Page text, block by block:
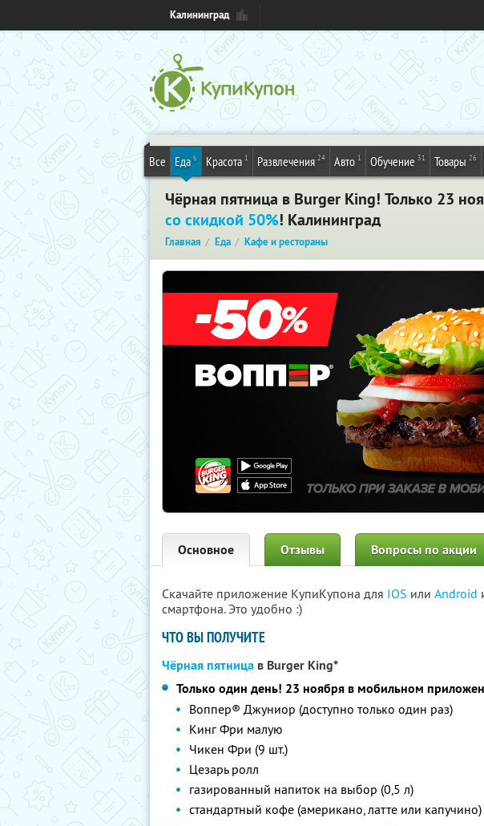
Калининград
Все Еда 6 Красота 1 Развлечения 24 Авто 1 Обучение 31 Товары 26
Чёрная пятница в Burger King! Только 23
со скидкой 50%! Калининград
Главная Еда Кафе и рестораны
Основное Отзывы Вопросы по акции
Скачайте приложение КупиКупона для IOS или Android
смартфона. Это удобно :)
ЧТО ВЫ ПОЛУЧИТЕ
Чёрная пятница в Burger King*
Только один день! 23 ноября в мобильном
Воппер® Джуниор (доступно только один раз)
Кинг Фри малую
Чикен Фри (9 шт.)
Цезарь ролл
газированный напиток на выбор (0,5 л)
стандартный кофе (американо, латте или капучино)